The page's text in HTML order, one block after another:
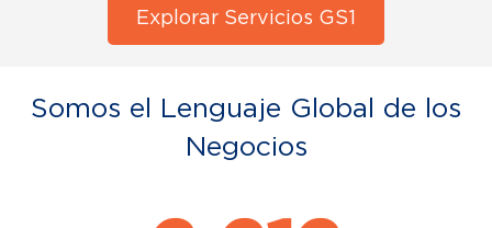
Explorar Servicios GS1
Somos el Lenguaje Global de los
Negocios